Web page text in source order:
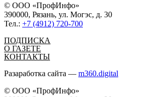
© ООО «ПрофИнфо»
390000, Рязань, ул. Могэс, д. 30
Тел.: +7 (4912) 720-700
ПОДПИСКА
О ГАЗЕТЕ
КОНТАКТЫ
Разаработка сайта — m360.digital
© ООО «ПрофИнфо»